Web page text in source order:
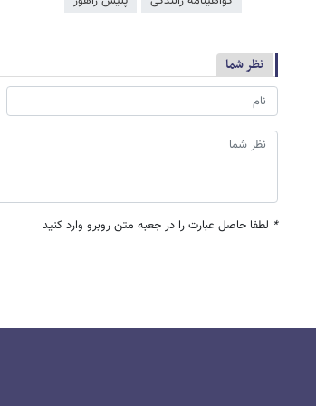
نظر شما
* لطفا حاصل عبارت را در جعبه متن روبرو وارد کنید